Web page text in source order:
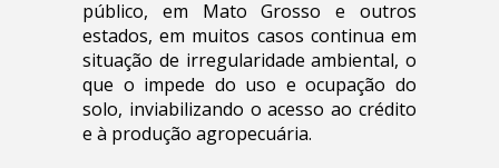
público, em Mato Grosso e outros
estados, em muitos casos continua em
situação de irregularidade ambiental, o
que o impede do uso e ocupação do
solo, inviabilizando o acesso ao crédito
e à produção agropecuária.